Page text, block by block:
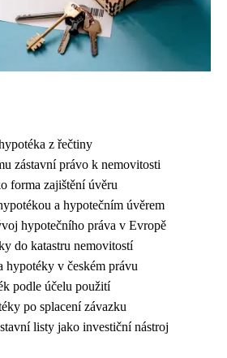
z řečtiny
zástavní právo k nemovitosti
forma zajištění úvěru
a hypotečním úvěrem
hypotečního práva v Evropě
do katastru nemovitostí
hypotéky v českém právu
podle účelu použití
po splacení závazku
listy jako investiční nástroj